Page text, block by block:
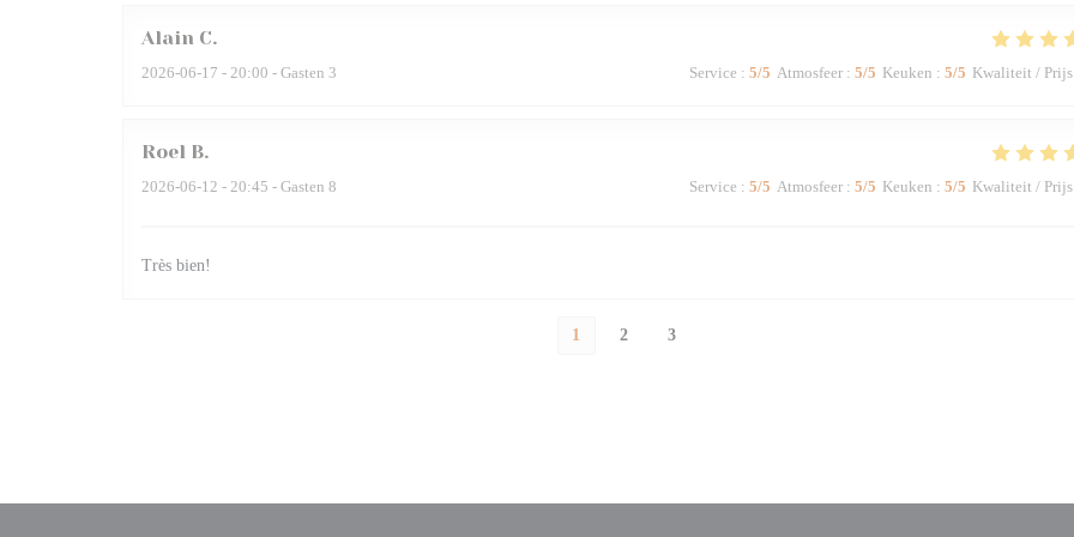
Alain C
2026-06-17 - 20:00 - Gasten 3 Service : 5/5 Atmosfeer : 5/5 Keuken : 5/5 Kwaliteit / Prijs
Roel B
2026-06-12 - 20:45 - Gasten 8 Service : 5/5 Atmosfeer : 5/5 Keuken : 5/5 Kwaliteit / Prijs
Très bien!
1 2 3